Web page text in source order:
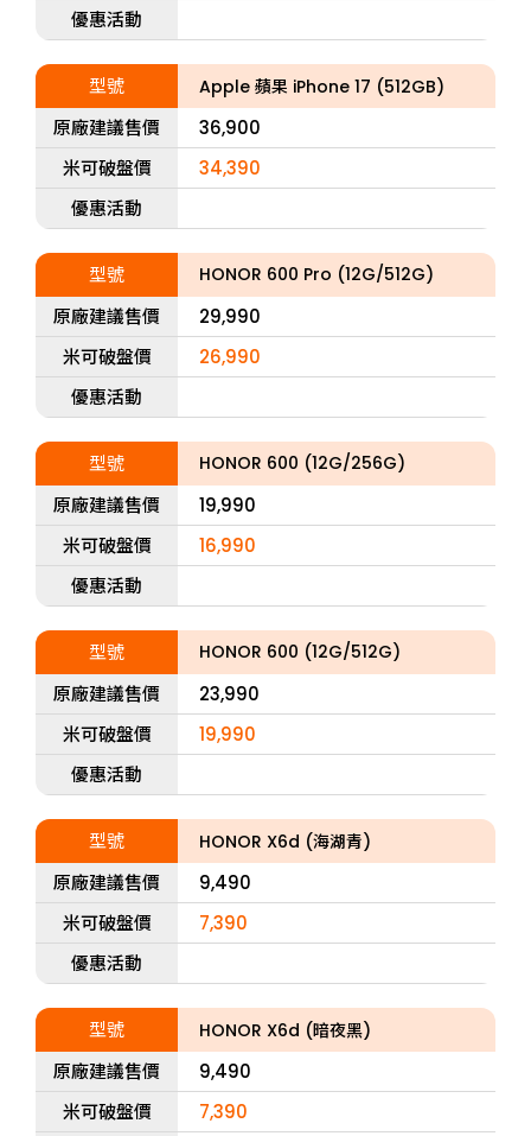
優惠活動
型號 Apple 蘋果 iPhone 17 (512GB)
原廠建議售價
36,900
米可破盤價
34,390
優惠活動
型號 HONOR 600 Pro (12G/512G)
原廠建議售價
29,990
米可破盤價
26,990
優惠活動
型號 HONOR 600 (12G/256G)
原廠建議售價
19,990
米可破盤價
16,990
優惠活動
型號 HONOR 600 (12G/512G)
原廠建議售價
23,990
米可破盤價
19,990
優惠活動
型號 HONOR X6d (海湖青)
原廠建議售價
9,490
米可破盤價
7,390
優惠活動
型號 HONOR X6d (暗夜黑)
原廠建議售價
9,490
米可破盤價
7,390